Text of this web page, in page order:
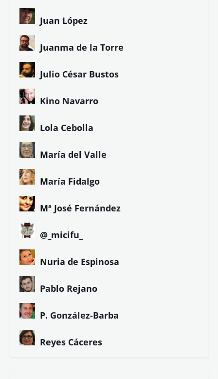
Juan López
Juanma de la Torre
Julio César Bustos
Kino Navarro
Lola Cebolla
María del Valle
María Fidalgo
Mª José Fernández
@_micifu_
Nuria de Espinosa
Pablo Rejano
P. González-Barba
Reyes Cáceres